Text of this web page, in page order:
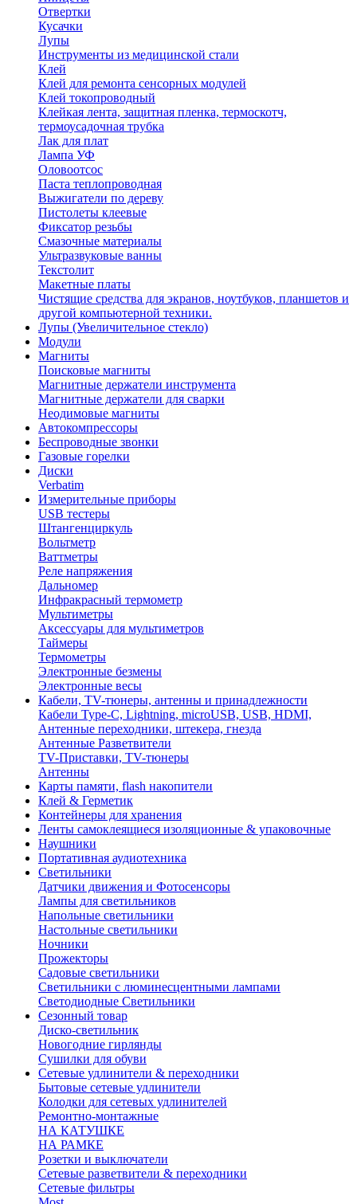
Отвертки
Кусачки
Лупы
Инструменты из медицинской стали
Клей
Клей для ремонта сенсорных модулей
Клей токопроводный
Клейкая лента, защитная пленка, термоскотч,
термоусадочная трубка
Лак для плат
Лампа УФ
Оловоотсос
Паста теплопроводная
Выжигатели по дереву
Пистолеты клеевые
Фиксатор резьбы
Смазочные материалы
Ультразвуковые ванны
Текстолит
Макетные платы
Чистящие средства для экранов, ноутбуков, планшетов и
другой компьютерной техники.
Лупы (Увеличительное стекло)
Модули
Магниты
Поисковые магниты
Магнитные держатели инструмента
Магнитные держатели для сварки
Неодимовые магниты
Автокомпрессоры
Беспроводные звонки
Газовые горелки
Диски
Verbatim
Измерительные приборы
USB тестеры
Штангенциркуль
Вольтметр
Ваттметры
Реле напряжения
Дальномер
Инфракрасный термометр
Мультиметры
Аксессуары для мультиметров
Таймеры
Термометры
Электронные безмены
Электронные весы
Кабели, TV-тюнеры, антенны и принадлежности
Кабели Type-C, Lightning, microUSB, USB, HDMI,
Антенные переходники, штекера, гнезда
Антенные Разветвители
TV-Приставки, TV-тюнеры
Антенны
Карты памяти, flash накопители
Клей & Герметик
Контейнеры для хранения
Ленты самоклеящиеся изоляционные & упаковочные
Наушники
Портативная аудиотехника
Светильники
Датчики движения и Фотосенсоры
Лампы для светильников
Напольные светильники
Настольные светильники
Ночники
Прожекторы
Садовые светильники
Светильники с люминесцентными лампами
Светодиодные Светильники
Сезонный товар
Диско-светильник
Новогодние гирлянды
Сушилки для обуви
Сетевые удлинители & переходники
Бытовые сетевые удлинители
Колодки для сетевых удлинителей
Ремонтно-монтажные
НА КАТУШКЕ
НА РАМКЕ
Розетки и выключатели
Сетевые разветвители & переходники
Сетевые фильтры